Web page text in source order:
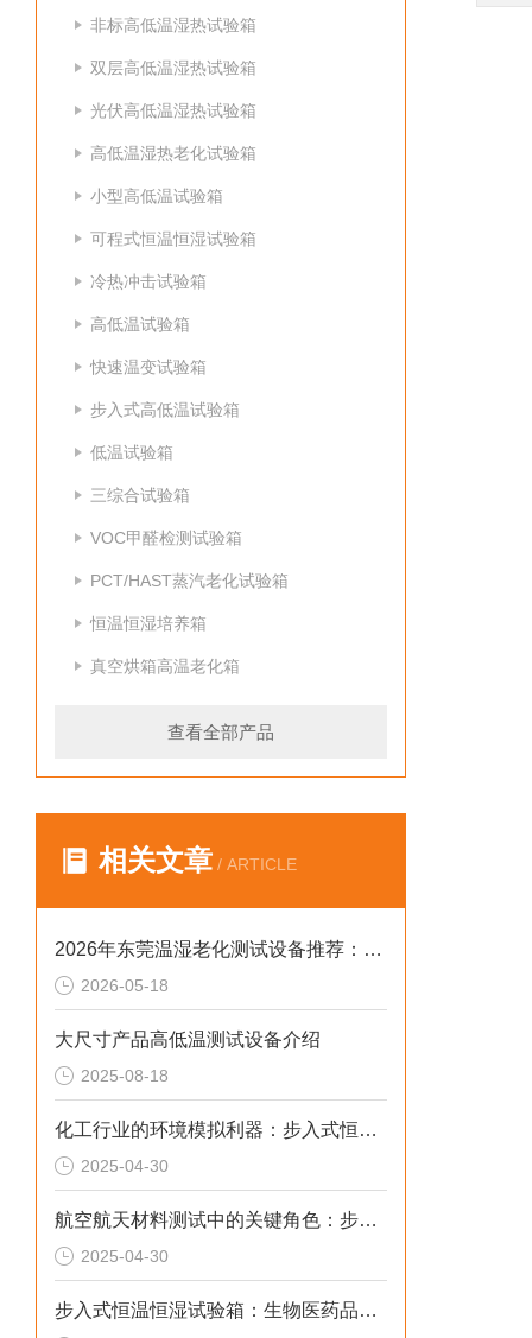
非标高低温湿热试验箱
双层高低温湿热试验箱
光伏高低温湿热试验箱
高低温湿热老化试验箱
小型高低温试验箱
可程式恒温恒湿试验箱
冷热冲击试验箱
高低温试验箱
快速温变试验箱
步入式高低温试验箱
低温试验箱
三综合试验箱
VOC甲醛检测试验箱
PCT/HAST蒸汽老化试验箱
恒温恒湿培养箱
真空烘箱高温老化箱
查看全部产品
相关文章 / ARTICLE
2026年东莞温湿老化测试设备推荐：广东德瑞步入式高低温试验箱破解实测痛点
2026-05-18
大尺寸产品高低温测试设备介绍
2025-08-18
化工行业的环境模拟利器：步入式恒温恒湿试验箱
2025-04-30
航空航天材料测试中的关键角色：步入式恒温恒湿试验箱
2025-04-30
步入式恒温恒湿试验箱：生物医药品质的守护者